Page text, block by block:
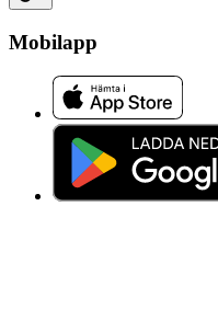
Mobilapp